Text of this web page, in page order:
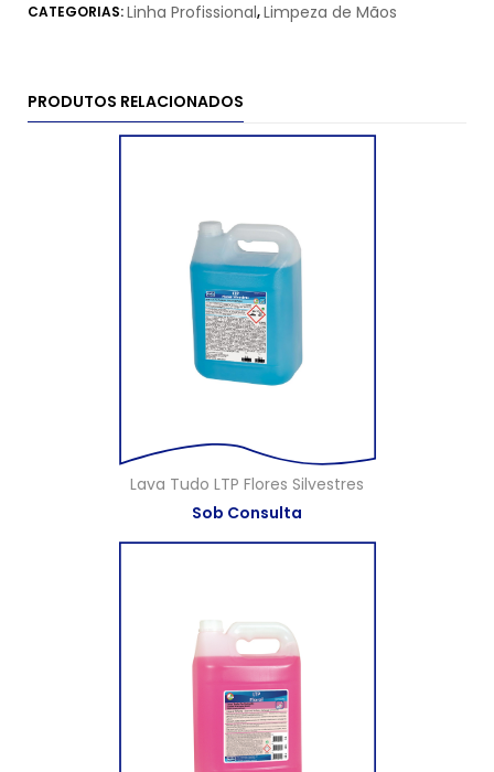
CATEGORIAS:Linha Profissional,Limpeza de Mãos
PRODUTOS RELACIONADOS
Lava Tudo LTP Flores Silvestres
Sob Consulta